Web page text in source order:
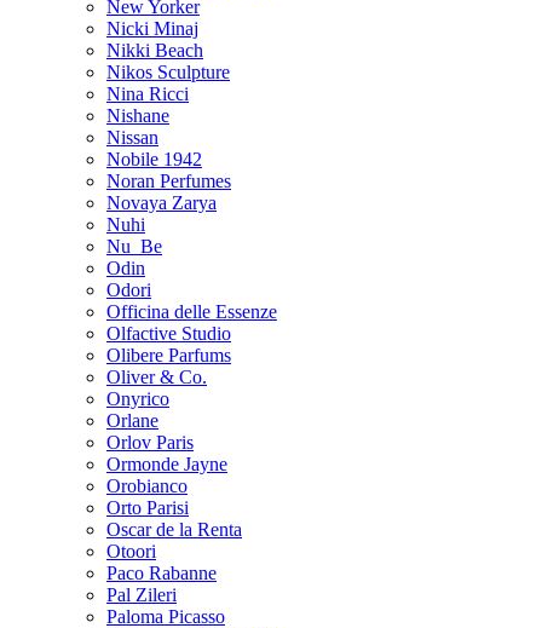
New Yorker
Nicki Minaj
Nikki Beach
Nikos Sculpture
Nina Ricci
Nishane
Nissan
Nobile 1942
Noran Perfumes
Novaya Zarya
Nuhi
Nu_Be
Odin
Odori
Officina delle Essenze
Olfactive Studio
Olibere Parfums
Oliver & Co.
Onyrico
Orlane
Orlov Paris
Ormonde Jayne
Orobianco
Orto Parisi
Oscar de la Renta
Otoori
Paco Rabanne
Pal Zileri
Paloma Picasso